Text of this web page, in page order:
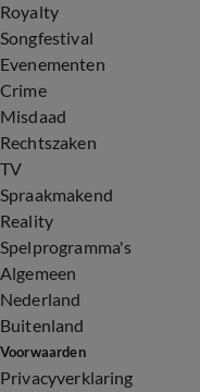
Royalty
Songfestival
Evenementen
Crime
Misdaad
Rechtszaken
TV
Spraakmakend
Reality
Spelprogramma's
Algemeen
Nederland
Buitenland
Voorwaarden
Privacyverklaring